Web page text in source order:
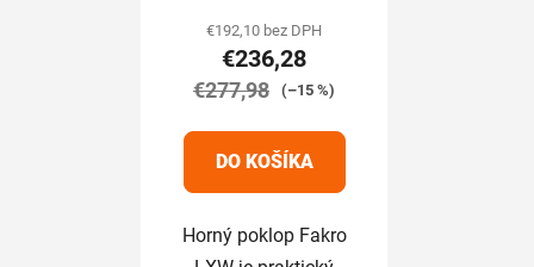
produktu
je
5,0
5
hviezdičiek.
€192,10 bez DPH
€236,28
€277,98 (–15 %)
DO KOŠÍKA
Horný poklop Fakro